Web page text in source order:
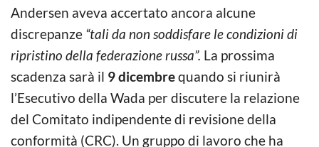
Andersen aveva accertato ancora alcune
discrepanze “tali da non soddisfare le condizioni di
ripristino della federazione russa”. La prossima
scadenza sarà il 9 dicembrequando si riunirà
l’Esecutivo della Wada per discutere la relazione
del Comitato indipendente di revisione della
conformità (CRC). Un gruppo di lavoro che ha